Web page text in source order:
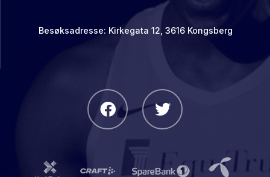
Besøksadresse: Kirkegata 12, 3616 Kongsberg